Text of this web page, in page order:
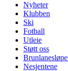
Nyheter
Klubben
Ski
Fotball
Utleie
Støtt oss
Nesjentene